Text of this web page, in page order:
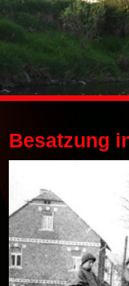
Besatzung